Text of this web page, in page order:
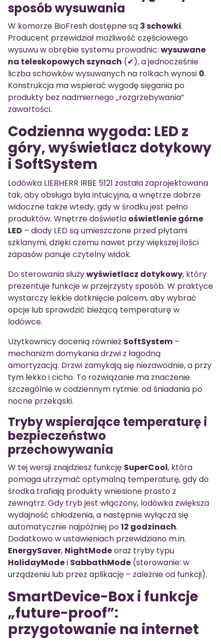
sposób wysuwania
W komorze BioFresh dostępne są 3 schowki.
Producent przewidział możliwość częściowego
wysuwu w obrębie systemu prowadnic: wysuwane
na teleskopowych szynach (✔), a jednocześnie
liczba schowków wysuwanych na rolkach wynosi 0.
Konstrukcja ma wspierać wygodę sięgania po
produkty bez nadmiernego „rozgrzebywania”
zawartości.
Codzienna wygoda: LED z
góry, wyświetlacz dotykowy
i SoftSystem
Lodówka LIEBHERR IRBE 5121 została zaprojektowana
tak, aby obsługa była intuicyjna, a wnętrze dobrze
widoczne także wtedy, gdy w środku jest pełno
produktów. Wnętrze doświetla oświetlenie górne
LED – diody LED są umieszczone przed płytami
szklanymi, dzięki czemu nawet przy większej ilości
zapasów panuje czytelny widok.
Do sterowania służywyświetlacz dotykowy, który
prezentuje funkcje w przejrzysty sposób. W praktyce
wystarczy lekkie dotknięcie palcem, aby wybrać
opcje lub sprawdzić bieżącą temperaturę w
lodówce.
Użytkownicy docenią również SoftSystem –
mechanizm domykania drzwi z łagodną
amortyzacją. Drzwi zamykają się niezawodnie, a przy
tym lekko i cicho. To rozwiązanie ma znaczenie
szczególnie w codziennym rytmie: od śniadania po
nocne przekąski.
Tryby wspierające temperaturę i
bezpieczeństwo
przechowywania
W tej wersji znajdziesz funkcję SuperCool, która
pomaga utrzymać optymalną temperaturę, gdy do
środka trafiają produkty wniesione prosto z
zewnątrz. Gdy tryb jest włączony, lodówka zwiększa
wydajność chłodzenia, a następnie wyłącza się
automatycznie najpóźniej po12 godzinach.
Dodatkowo w ustawieniach przewidziano m.in.
EnergySaver, NightModeoraz tryby typu
HolidayModei SabbathMode (sterowanie: w
urządzeniu lub przez aplikację – zależnie od funkcji).
SmartDevice-Box i funkcje
„future-proof”:
przygotowanie na internet